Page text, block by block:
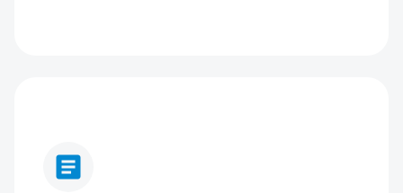
article